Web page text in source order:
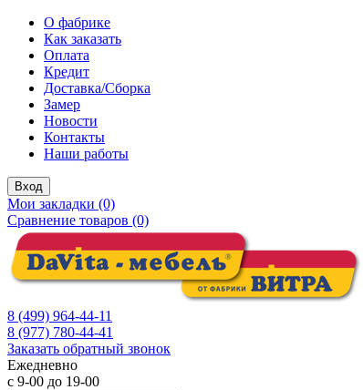
О фабрике
Как заказать
Оплата
Кредит
Доставка/Сборка
Замер
Новости
Контакты
Наши работы
Вход
Мои закладки (0)
Сравнение товаров (0)
8 (499) 964-44-11
8 (977) 780-44-41
Заказать обратный звонок
Ежедневно
с 9-00 до 19-00